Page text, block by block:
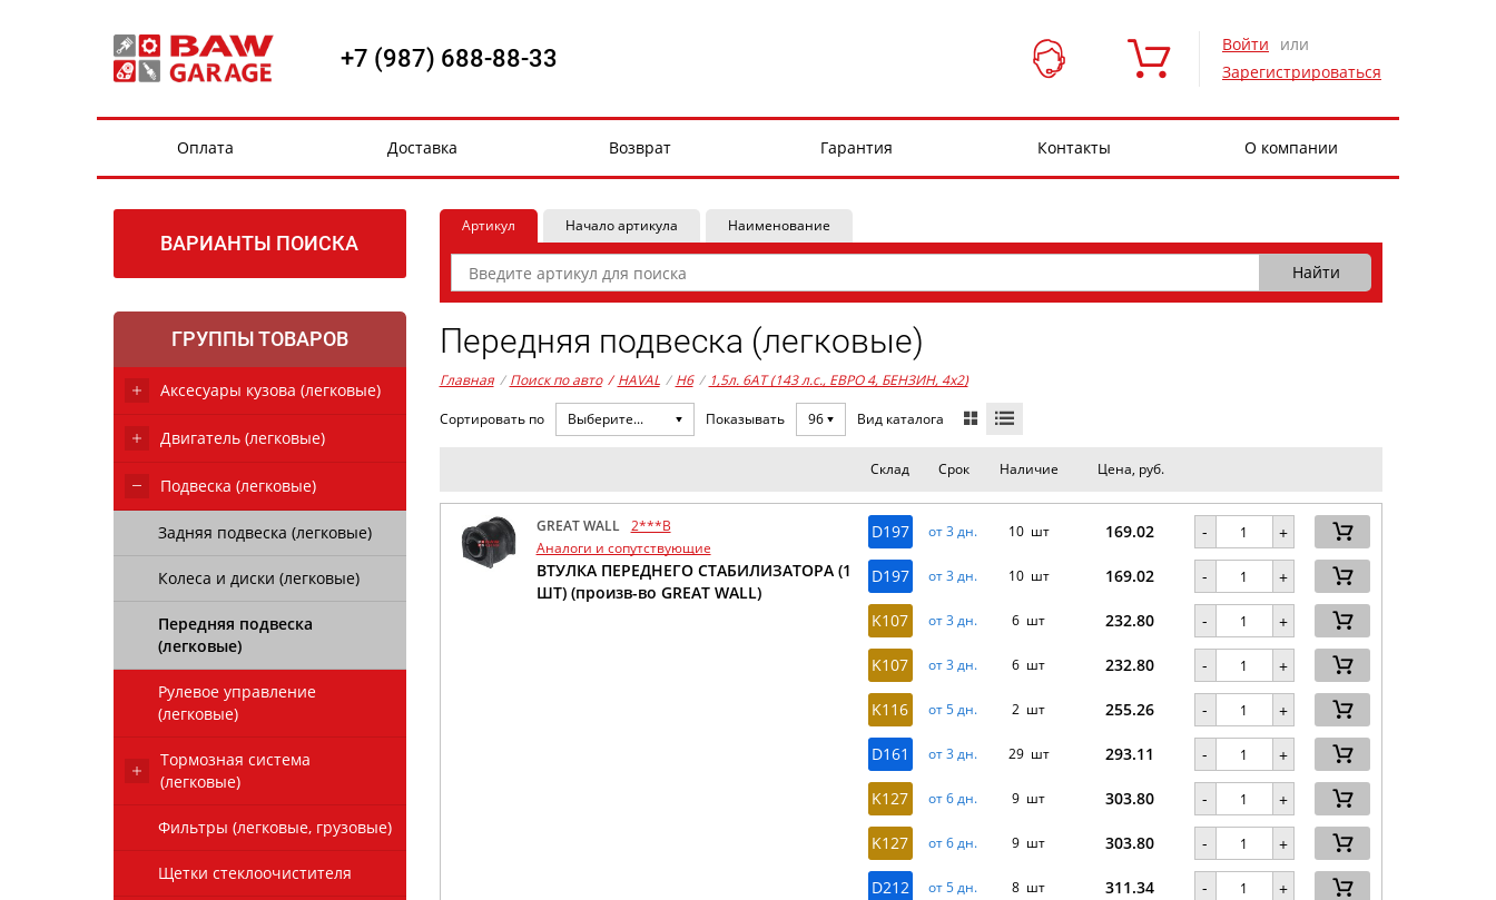
+7 (987) 688-88-33 Войти
или
Зарегистрироваться
Оплата Доставка Возврат Гарантия Контакты О компании
ВАРИАНТЫ ПОИСКА
ГРУППЫ ТОВАРОВ
Аксесуары кузова (легковые)
Двигатель (легковые)
Подвеска (легковые)
Задняя подвеска (легковые)
Колеса и диски (легковые)
Передняя подвеска
(легковые)
Рулевое управление
(легковые)
Тормозная система
(легковые)
Фильтры (легковые, грузовые)
Щетки стеклоочистителя
Артикул Начало артикула Наименование
Передняя подвеска (легковые)
Главная / Поиск по авто / HAVAL / H6 / 1,5л. 6AT (143 л.с., ЕВРО 4, БЕНЗИН, 4x2)
Сортировать по Выберите... Показывать 96 Вид каталога
Склад Срок Наличие Цена, руб.
GREAT WALL
2***B
Аналоги и сопутствующие
ВТУЛКА ПЕРЕДНЕГО СТАБИЛИЗАТОРА (1
ШТ) (произв-во GREAT WALL)
D197 от 3 дн. 10 шт 169.02 - +
D197 от 3 дн. 10 шт 169.02 - +
K107 от 3 дн. 6 шт 232.80 - +
K107 от 3 дн. 6 шт 232.80 - +
K116 от 5 дн. 2 шт 255.26 - +
D161 от 3 дн. 29 шт 293.11 - +
K127 от 6 дн. 9 шт 303.80 - +
K127 от 6 дн. 9 шт 303.80 - +
D212 от 5 дн. 8 шт 311.34 - +